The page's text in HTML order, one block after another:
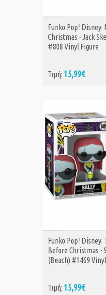
ΑΓΟΡΑ
Funko Pop!
Christmas - Jack
#808 Vinyl Figure
Τιμή: 15,99€
ΑΓΟΡΑ
Funko Pop!
Before Christmas -
(Beach) #1469
Τιμή: 15,99€